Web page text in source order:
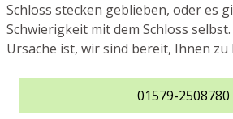
Schloss stecken geblieben, oder es
Schwierigkeit mit dem Schloss selbst.
Ursache ist, wir sind bereit, Ihnen zu
01579-2508780